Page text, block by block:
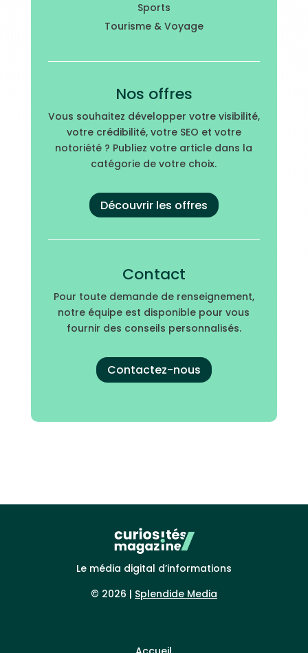
Sports
Tourisme & Voyage
Nos offres
Vous souhaitez développer votre visibilité,
votre crédibilité, votre SEO et votre
notoriété ? Publiez votre article dans la
catégorie de votre choix.
Découvrir les offres
Contact
Pour toute demande de renseignement,
notre équipe est disponible pour vous
fournir des conseils personnalisés.
Contactez-nous
Le média digital d’informations
© 2026 | Splendide Media